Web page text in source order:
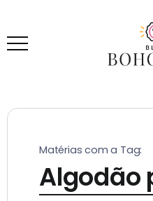
Matérias com a Tag:
Algodão